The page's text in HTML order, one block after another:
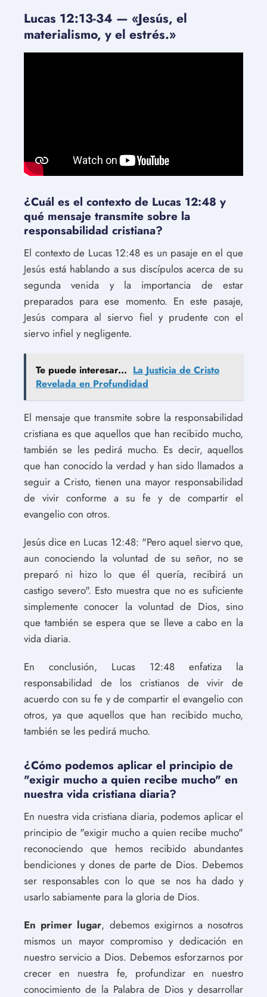
Lucas 12:13-34 — «Jesús, el
materialismo, y el estrés.»
¿Cuál es el contexto de Lucas 12:48 y
qué mensaje transmite sobre la
responsabilidad cristiana?
El contexto de Lucas 12:48 es un pasaje en el que
Jesús está hablando a sus discípulos acerca de su
segunda venida y la importancia de estar
preparados para ese momento. En este pasaje,
Jesús compara al siervo fiel y prudente con el
siervo infiel y negligente.
Te puede interesar... La Justicia de Cristo
Revelada en Profundidad
El mensaje que transmite sobre la responsabilidad
cristiana es que aquellos que han recibido mucho,
también se les pedirá mucho. Es decir, aquellos
que han conocido la verdad y han sido llamados a
seguir a Cristo, tienen una mayor responsabilidad
de vivir conforme a su fe y de compartir el
evangelio con otros.
Jesús dice en Lucas 12:48: "Pero aquel siervo que,
aun conociendo la voluntad de su señor, no se
preparó ni hizo lo que él quería, recibirá un
castigo severo". Esto muestra que no es suficiente
simplemente conocer la voluntad de Dios, sino
que también se espera que se lleve a cabo en la
vida diaria.
En conclusión, Lucas 12:48 enfatiza la
responsabilidad de los cristianos de vivir de
acuerdo con su fe y de compartir el evangelio con
otros, ya que aquellos que han recibido mucho,
también se les pedirá mucho.
¿Cómo podemos aplicar el principio de
"exigir mucho a quien recibe mucho" en
nuestra vida cristiana diaria?
En nuestra vida cristiana diaria, podemos aplicar el
principio de "exigir mucho a quien recibe mucho"
reconociendo que hemos recibido abundantes
bendiciones y dones de parte de Dios. Debemos
ser responsables con lo que se nos ha dado y
usarlo sabiamente para la gloria de Dios.
En primer lugar, debemos exigirnos a nosotros
mismos un mayor compromiso y dedicación en
nuestro servicio a Dios. Debemos esforzarnos por
crecer en nuestra fe, profundizar en nuestro
conocimiento de la Palabra de Dios y desarrollar